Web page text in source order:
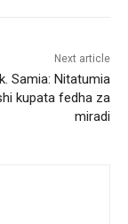
Next article
Samia: Nitatumia
kupata fedha za
miradi